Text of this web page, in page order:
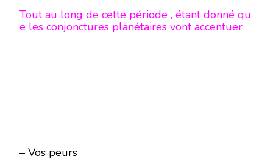
Tout au long de cette période , étant donné qu
e les conjonctures planétaires vont accentuer
– Vos peurs